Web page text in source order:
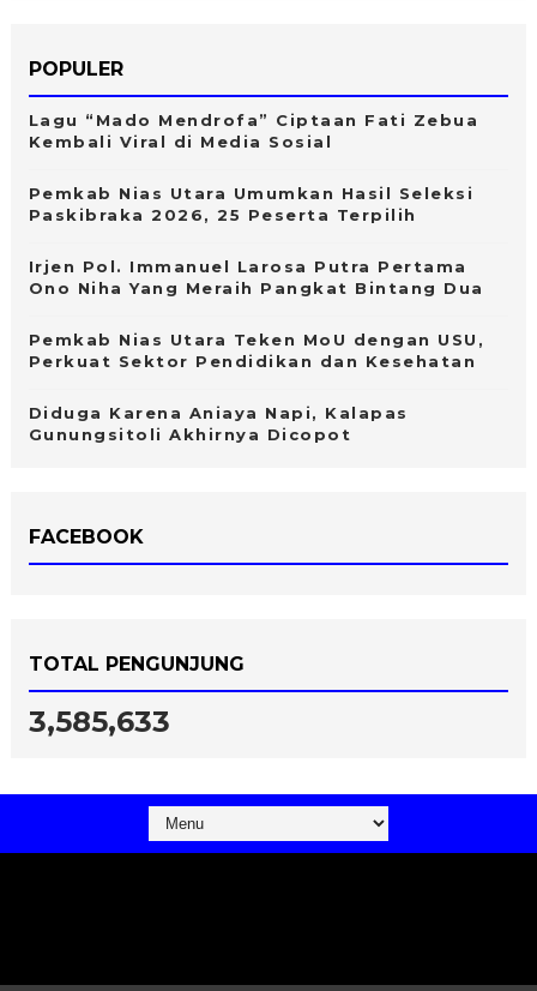
POPULER
Lagu “Mado Mendrofa” Ciptaan Fati Zebua
Kembali Viral di Media Sosial
Pemkab Nias Utara Umumkan Hasil Seleksi
Paskibraka 2026, 25 Peserta Terpilih
Irjen Pol. Immanuel Larosa Putra Pertama
Ono Niha Yang Meraih Pangkat Bintang Dua
Pemkab Nias Utara Teken MoU dengan USU,
Perkuat Sektor Pendidikan dan Kesehatan
Diduga Karena Aniaya Napi, Kalapas
Gunungsitoli Akhirnya Dicopot
FACEBOOK
TOTAL PENGUNJUNG
3,585,633